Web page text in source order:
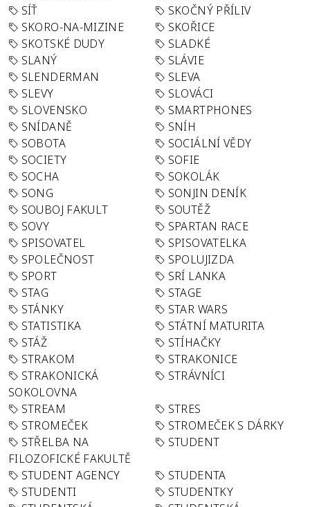
SÍŤ
SKOČNÝ PŘÍLIV
SKORO-NA-MIZINE
SKOŘICE
SKOTSKÉ DUDY
SLADKÉ
SLANÝ
SLÁVIE
SLENDERMAN
SLEVA
SLEVY
SLOVÁCI
SLOVENSKO
SMARTPHONES
SNÍDANĚ
SNÍH
SOBOTA
SOCIÁLNÍ VĚDY
SOCIETY
SOFIE
SOCHA
SOKOLÁK
SONG
SONJIN DENÍK
SOUBOJ FAKULT
SOUTĚŽ
SOVY
SPARTAN RACE
SPISOVATEL
SPISOVATELKA
SPOLEČNOST
SPOLUJIZDA
SPORT
SRÍ LANKA
STAG
STAGE
STÁNKY
STAR WARS
STATISTIKA
STÁTNÍ MATURITA
STÁŽ
STÍHAČKY
STRAKOM
STRAKONICE
STRAKONICKÁ
SOKOLOVNA
STRÁVNÍCI
STREAM
STRES
STROMEČEK
STROMEČEK S DÁRKY
STŘELBA NA
FILOZOFICKÉ FAKULTĚ
STUDENT
STUDENT AGENCY
STUDENTA
STUDENTI
STUDENTKY